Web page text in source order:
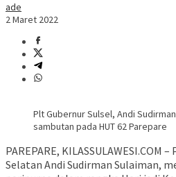
ade
2 Maret 2022
Plt Gubernur Sulsel, Andi
sambutan pada HUT 62 Parepare
PAREPARE, KILASSULAWESI.COM
Selatan Andi Sudirman Sulaiman,